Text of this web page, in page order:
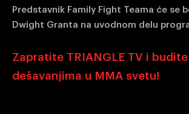
Predstavnik Family Fight Teama će se
Dwight Granta na uvodnom delu
Zapratite TRIANGLE TV i
dešavanjima u MMA svetu!